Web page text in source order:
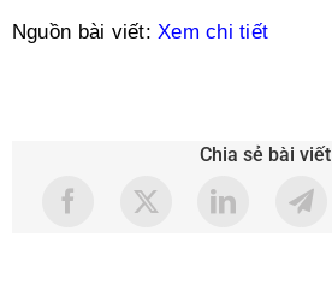
Nguồn bài viết:Xem chi tiết
Chia sẻ bài viết